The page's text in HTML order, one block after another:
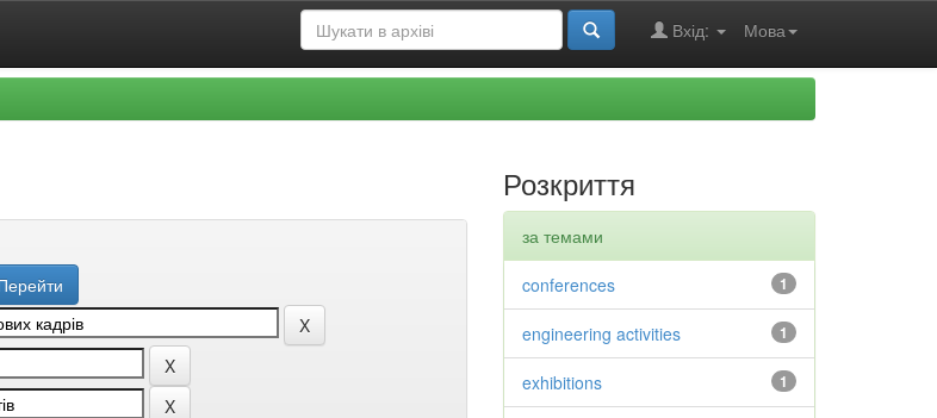
Мова
Вхід:
Розкриття
за темами
1
conferences
1
engineering activities
1
exhibitions